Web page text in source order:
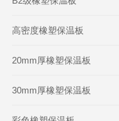
高密度橡塑保温板
20mm厚橡塑保温板
30mm厚橡塑保温板